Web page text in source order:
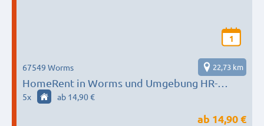
1
HomeRent in Worms und Umgebung HR-
52201-worms
67549 Worms 22,73 km
5x ab 14,90 €
ab 14,90 €